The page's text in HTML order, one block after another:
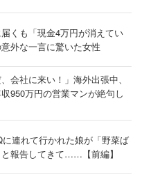
くも「現金4万円が消えてい
外な一言に驚いた女性
会社に来い！」海外出張中、
950万円の営業マンが絶句し
連れて行かれた娘が「野菜ば
報告してきて……【前編】